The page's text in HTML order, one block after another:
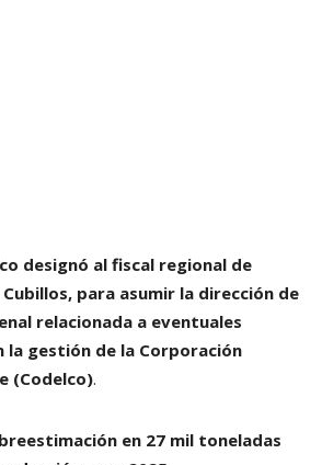
designó al fiscal regional de
Cubillos, para asumir la dirección de
relacionada a eventuales
la gestión de la Corporación
(Codelco).
en 27 mil toneladas